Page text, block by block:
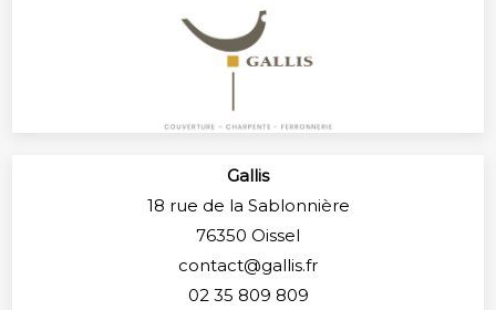
Gallis
18 rue de la Sablonnière
76350 Oissel
contact@gallis.fr
02 35 809 809